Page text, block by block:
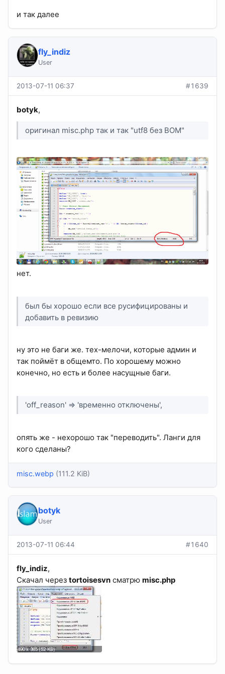
и так далее
fly_indiz
User
2013-07-11 06:37 #1639
botyk,
оригинал misc.php так и так "utf8 без BOM"
нет.
был бы хорошо если все русифицированы и
добавить в ревизию
ну это не баги же. тех-мелочи, которые админ и
так поймёт в общемто. По хорошему можно
конечно, но есть и более насущные баги.
'off_reason' => 'временно отключены',
опять же - нехорошо так "переводить". Ланги для
кого сделаны?
misc.webp (111.2 KiB)
botyk
User
2013-07-11 06:44 #1640
fly_indiz,
Скачал через tortoisesvn сматрю misc.php